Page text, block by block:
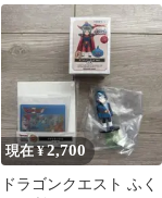
ック
現在 ¥2,700
ドラゴンクエスト ふく